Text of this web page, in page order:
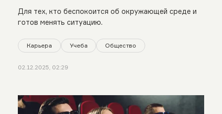
Казахстане
Для тех, кто беспокоится об окружающей среде и
готов менять ситуацию.
Карьера Учеба Общество
02.12.2025, 02:29